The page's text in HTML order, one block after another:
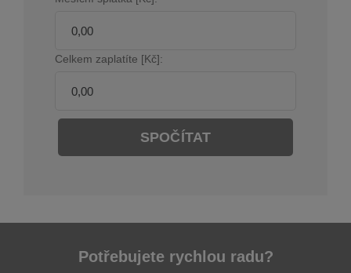
Celkem zaplatíte [Kč]:
SPOČÍTAT
Potřebujete rychlou radu?